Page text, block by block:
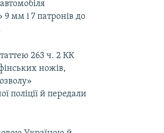
мм і 7 патронів до
263 ч. 2 КК
ножів,
поліції й передали